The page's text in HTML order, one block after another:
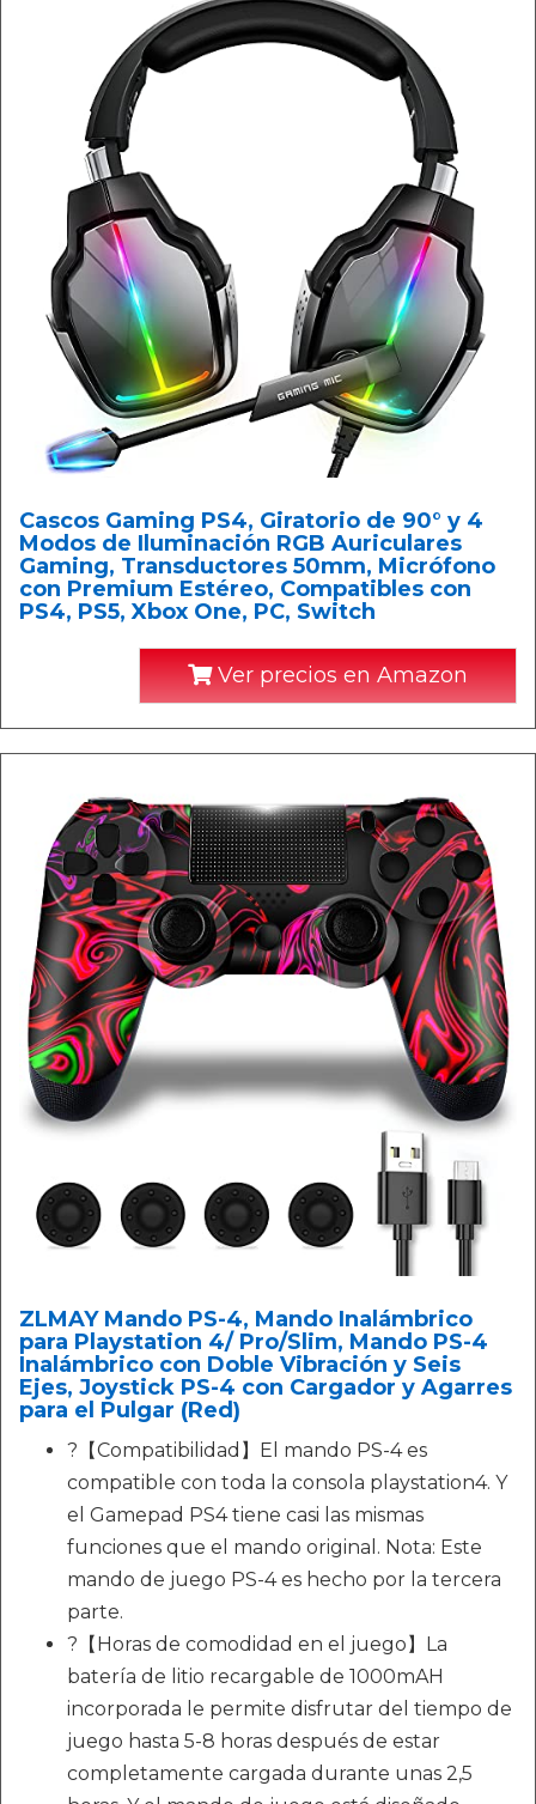
Cascos Gaming PS4, Giratorio de 90° y 4
Modos de Iluminación RGB Auriculares
Gaming, Transductores 50mm, Micrófono
con Premium Estéreo, Compatibles con
PS4, PS5, Xbox One, PC, Switch
Ver precios en Amazon
ZLMAY Mando PS-4, Mando Inalámbrico
para Playstation 4/ Pro/Slim, Mando PS-4
Inalámbrico con Doble Vibración y Seis
Ejes, Joystick PS-4 con Cargador y Agarres
para el Pulgar (Red)
?【Compatibilidad】El mando PS-4 es
compatible con toda la consola playstation4. Y
el Gamepad PS4 tiene casi las mismas
funciones que el mando original. Nota: Este
mando de juego PS-4 es hecho por la tercera
parte.
?【Horas de comodidad en el juego】La
batería de litio recargable de 1000mAH
incorporada le permite disfrutar del tiempo de
juego hasta 5-8 horas después de estar
completamente cargada durante unas 2,5